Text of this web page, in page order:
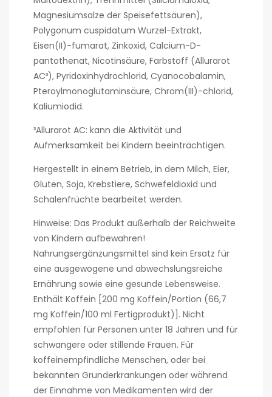
Magnesiumsalze der Speisefettsäuren),
Polygonum cuspidatum Wurzel-Extrakt,
Eisen(II)-fumarat, Zinkoxid, Calcium-D-
pantothenat, Nicotinsäure, Farbstoff (Allurarot
AC³), Pyridoxinhydrochlorid, Cyanocobalamin,
Pteroylmonoglutaminsäure, Chrom(III)-chlorid,
Kaliumiodid.
³Allurarot AC: kann die Aktivität und
Aufmerksamkeit bei Kindern beeinträchtigen.
Hergestellt in einem Betrieb, in dem Milch, Eier,
Gluten, Soja, Krebstiere, Schwefeldioxid und
Schalenfrüchte bearbeitet werden.
Hinweise: Das Produkt außerhalb der Reichweite
von Kindern aufbewahren!
Nahrungsergänzungsmittel sind kein Ersatz für
eine ausgewogene und abwechslungsreiche
Ernährung sowie eine gesunde Lebensweise.
Enthält Koffein [200 mg Koffein/Portion (66,7
mg Koffein/100 ml Fertigprodukt)]. Nicht
empfohlen für Personen unter 18 Jahren und für
schwangere oder stillende Frauen. Für
koffeinempfindliche Menschen, oder bei
bekannten Grunderkrankungen oder während
der Einnahme von Medikamenten wird der